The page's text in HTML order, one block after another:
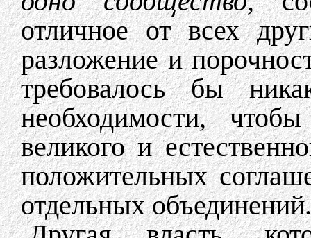
отличное от всех
разложение и
требовалось бы
необходимости,
великого и
положительных
отдельных объединений.